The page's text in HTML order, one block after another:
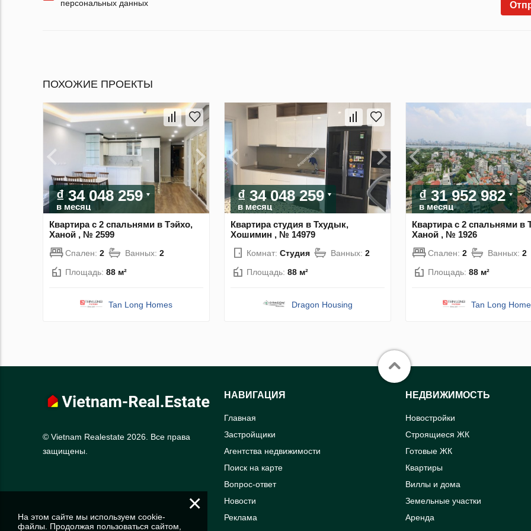
персональных данных
ПОХОЖИЕ ПРОЕКТЫ
₫ 34 048 259
в месяц
Квартира с 2 спальнями в Тэйхо,
Ханой , № 2599
Спален: 2 Ванных: 2
Площадь: 88 м²
Tan Long Homes
₫ 34 048 259
в месяц
Квартира студия в Тхудык,
Хошимин , № 14979
Комнат: Студия Ванных: 2
Площадь: 88 м²
Dragon Housing
₫ 31 952 982
в месяц
Квартира с 2 спальнями в
Ханой , № 1926
Спален: 2 Ванных: 2
Площадь: 88 м²
Tan Long
© Vietnam Realestate 2026. Все права
защищены.
НАВИГАЦИЯ
Главная
Застройщики
Агентства недвижимости
Поиск на карте
Вопрос-ответ
Новости
Реклама
НЕДВИЖИМОСТЬ
Новостройки
Строящиеся ЖК
Готовые ЖК
Квартиры
Виллы и дома
Земельные участки
Аренда
×
На этом сайте мы используем cookie-
файлы. Продолжая пользоваться сайтом,